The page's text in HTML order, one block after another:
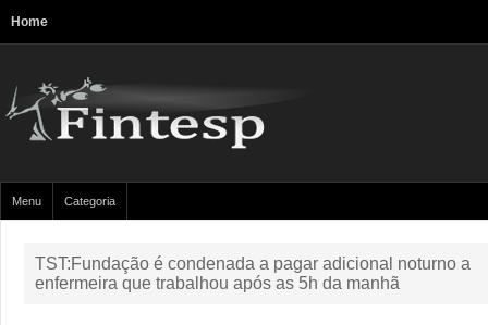
Home
Menu Categoria
TST:Fundação é condenada a pagar adicional noturno a
enfermeira que trabalhou após as 5h da manhã